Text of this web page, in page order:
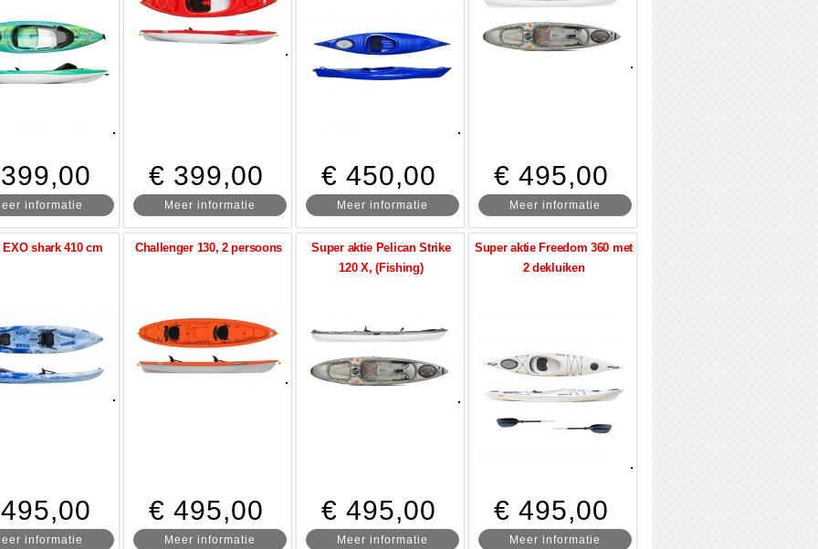
informatie
€ 399,00
Meer informatie
€ 450,00
Meer informatie
€ 495,00
Meer informatie
shark 410 cm
informatie
Challenger 130, 2 persoons
€ 495,00
Meer informatie
Super aktie Pelican Strike
120 X, (Fishing)
€ 495,00
Meer informatie
Super aktie Freedom 360 met
2 dekluiken
€ 495,00
Meer informatie